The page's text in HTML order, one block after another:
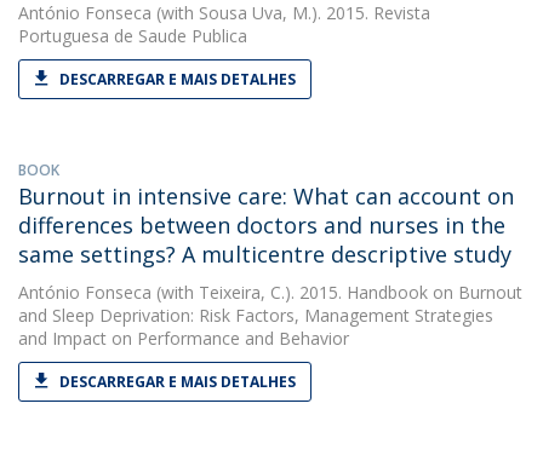
António Fonseca (with Sousa Uva, M.). 2015. Revista
Portuguesa de Saude Publica
DESCARREGAR E MAIS DETALHES
BOOK
Burnout in intensive care: What can account on
differences between doctors and nurses in the
same settings? A multicentre descriptive study
António Fonseca (with Teixeira, C.). 2015. Handbook on Burnout
and Sleep Deprivation: Risk Factors, Management Strategies
and Impact on Performance and Behavior
DESCARREGAR E MAIS DETALHES